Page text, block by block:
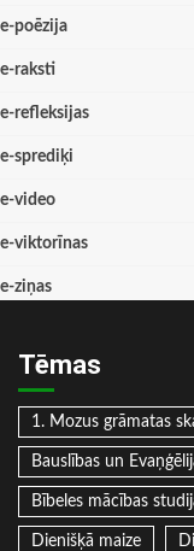
e-poēzija
e-raksti
e-refleksijas
e-sprediķi
e-video
e-viktorīnas
e-ziņas
Tēmas
1. Mozus grāmatas
Bauslības un
Bībeles mācības
Dienišķā maize